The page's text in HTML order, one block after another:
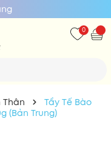
0
Thân
Tẩy Tế Bào
(Bản Trung)